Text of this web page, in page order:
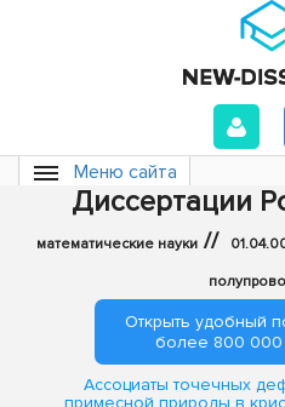
Меню сайта
Диссертации
математические науки //
Открыть удобный
более 800 000
Ассоциаты точечных